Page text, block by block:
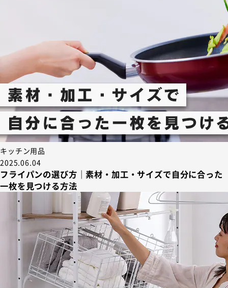
キッチン用品
2025.06.04
フライパンの選び方｜素材・加工・サイズで自分に合った
一枚を見つける方法